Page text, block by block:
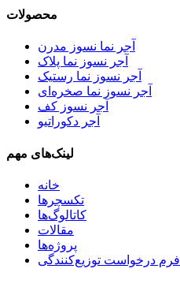
محصولات
آجر نما نسوز مدرن
آجر نسوز نما پلاک
آجر نسوز نما رستیک
آجر نسوز نما صخره‌ای
آجر نسوز کف
آجر دکوراتیو
لینک‌های مهم
خانه
تکسچرها
کاتالوگ‌ها
مقالات
پروژه‌ها
فرم درخواست توزیع‌کنندگی